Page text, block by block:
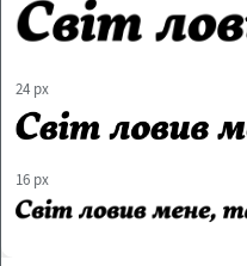
24 px
16 px